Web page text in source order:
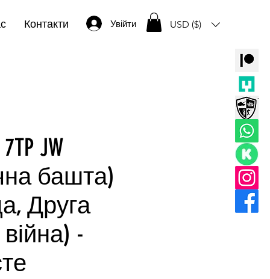
Контакти Увійти USD ($)
JW
башта)
Друга
-